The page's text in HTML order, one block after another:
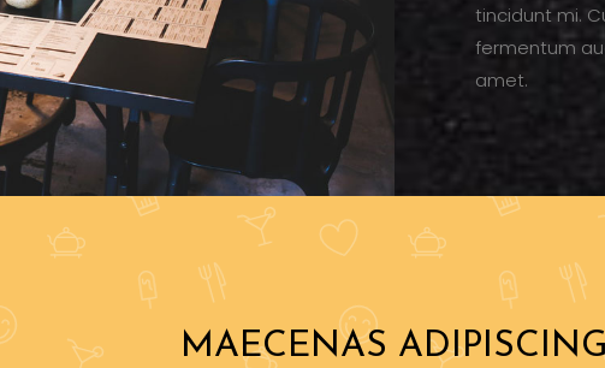
tincidunt mi.
fermentum
amet.
MAECENAS ADIPISCING